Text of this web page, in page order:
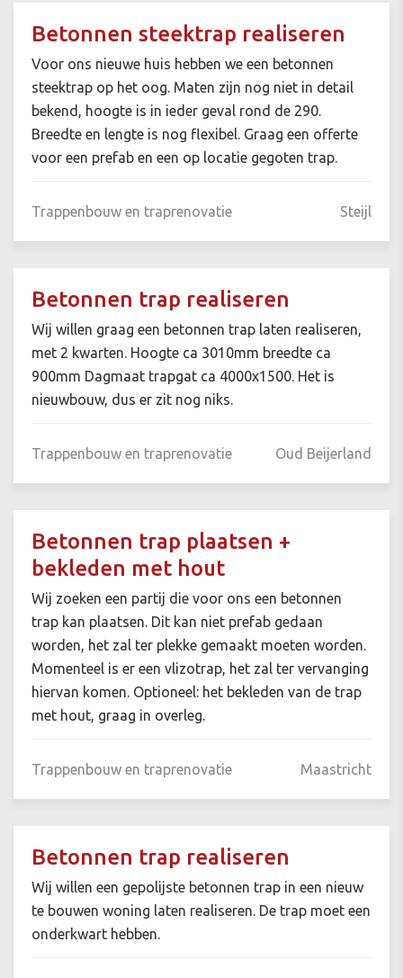
Betonnen steektrap realiseren
Voor ons nieuwe huis hebben we een betonnen
steektrap op het oog. Maten zijn nog niet in detail
bekend, hoogte is in ieder geval rond de 290.
Breedte en lengte is nog flexibel. Graag een offerte
voor een prefab en een op locatie gegoten trap.
Trappenbouw en traprenovatie Steijl
Betonnen trap realiseren
Wij willen graag een betonnen trap laten realiseren,
met 2 kwarten. Hoogte ca 3010mm breedte ca
900mm Dagmaat trapgat ca 4000x1500. Het is
nieuwbouw, dus er zit nog niks.
Trappenbouw en traprenovatie Oud Beijerland
Betonnen trap plaatsen +
bekleden met hout
Wij zoeken een partij die voor ons een betonnen
trap kan plaatsen. Dit kan niet prefab gedaan
worden, het zal ter plekke gemaakt moeten worden.
Momenteel is er een vlizotrap, het zal ter vervanging
hiervan komen. Optioneel: het bekleden van de trap
met hout, graag in overleg.
Trappenbouw en traprenovatie Maastricht
Betonnen trap realiseren
Wij willen een gepolijste betonnen trap in een nieuw
te bouwen woning laten realiseren. De trap moet een
onderkwart hebben.